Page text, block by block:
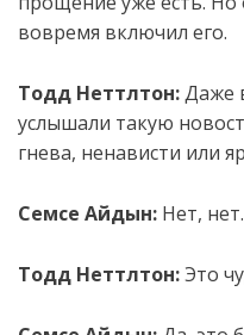
вовремя включил его.
Тодд Неттлтон:Даже
услышали такую
гнева, ненависти или
Семсе Айдын: Нет, нет.
Тодд Неттлтон:Это